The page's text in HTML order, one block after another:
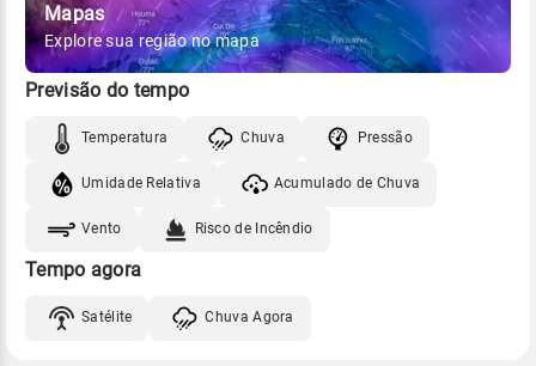
Mapas
Explore sua região no mapa
Previsão do tempo
Temperatura Chuva Pressão
Umidade Relativa Acumulado de Chuva
Vento Risco de Incêndio
Tempo agora
Satélite Chuva Agora